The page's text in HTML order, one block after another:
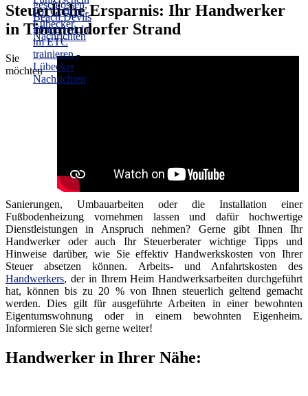
Steuerliche Ersparnis: Ihr Handwerker
in Timmendorfer Strand
Sie
möchten
Sanierungen, Umbauarbeiten oder die Installation einer
Fußbodenheizung vornehmen lassen und dafür hochwertige
Dienstleistungen in Anspruch nehmen? Gerne gibt Ihnen Ihr
Handwerker oder auch Ihr Steuerberater wichtige Tipps und
Hinweise darüber, wie Sie effektiv Handwerkskosten von Ihrer
Steuer absetzen können. Arbeits- und Anfahrtskosten des
Handwerkers, der in Ihrem Heim Handwerksarbeiten durchgeführt
hat, können bis zu 20 % von Ihnen steuerlich geltend gemacht
werden. Dies gilt für ausgeführte Arbeiten in einer bewohnten
Eigentumswohnung oder in einem bewohnten Eigenheim.
Informieren Sie sich gerne weiter!
Handwerker in Ihrer Nähe: